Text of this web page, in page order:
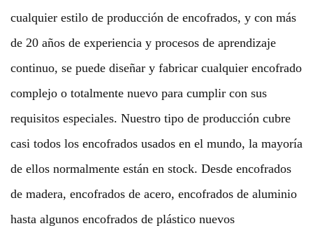
cualquier estilo de producción de encofrados, y con más
de 20 años de experiencia y procesos de aprendizaje
continuo, se puede diseñar y fabricar cualquier encofrado
complejo o totalmente nuevo para cumplir con sus
requisitos especiales. Nuestro tipo de producción cubre
casi todos los encofrados usados en el mundo, la mayoría
de ellos normalmente están en stock. Desde encofrados
de madera, encofrados de acero, encofrados de aluminio
hasta algunos encofrados de plástico nuevos